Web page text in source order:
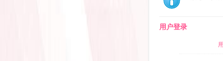
用户登录